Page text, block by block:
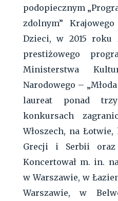
podopiecznym
zdolnym”
Dzieci, w 2015 roku
prestiżowego
Ministerstwa
Narodowego –
laureat ponad
konkursach
Włoszech, na
Grecji i Serbii
Koncertował m. in.
w Warszawie, w
Warszawie, w